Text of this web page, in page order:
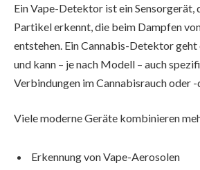
Ein Vape-Detektor ist ein Sensorgerät,
Partikel erkennt, die beim Dampfen
entstehen. Ein Cannabis-Detektor
und kann – je nach Modell – auch
Verbindungen im Cannabisrauch oder -
Viele moderne Geräte kombinieren
Erkennung von Vape-Aerosolen